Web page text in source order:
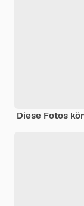
Diese Fotos